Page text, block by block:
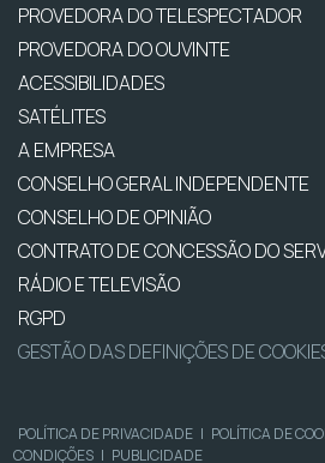
PROVEDORA DO TELESPECTADOR
PROVEDORA DO OUVINTE
ACESSIBILIDADES
SATÉLITES
A EMPRESA
CONSELHO GERAL INDEPENDENTE
CONSELHO DE OPINIÃO
CONTRATO DE CONCESSÃO DO
RÁDIO E TELEVISÃO
RGPD
GESTÃO DAS DEFINIÇÕES DE
POLÍTICA DE PRIVACIDADE | POLÍTICA DE
CONDIÇÕES | PUBLICIDADE